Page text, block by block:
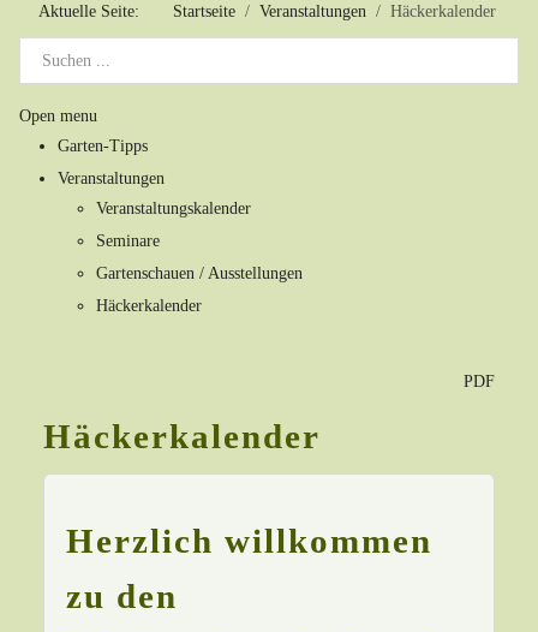
Aktuelle Seite: Startseite Veranstaltungen Häckerkalender
Open menu
Garten-Tipps
Veranstaltungen
Veranstaltungskalender
Seminare
Gartenschauen / Ausstellungen
Häckerkalender
PDF
Häckerkalender
Herzlich willkommen
zu den